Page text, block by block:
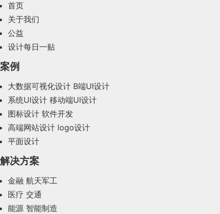
2024年2月(58)
2023年10月(14)
2023年8月(88)
2023年7月(62)
2023年6月(58)
2023年5月(28)
首页
关于我们
公益
设计每日一贴
案例
大数据可视化设计 B端UI设计
系统UI设计 移动端UI设计
图标设计 软件开发
高端网站设计 logo设计
平面设计
解决方案
金融 航天军工
医疗 交通
能源 智能制造